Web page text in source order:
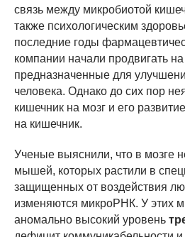
связь между микробиотой
также психологическим
последние годы
компании начали продвигать
предназначенные для
человека. Однако до сих пор
кишечник на мозг и его
на кишечник.
Ученые выяснили, что в мозге
мышей, которых растили в
защищенных от воздействия
изменяются микроРНК. У этих
аномально высокий уровень